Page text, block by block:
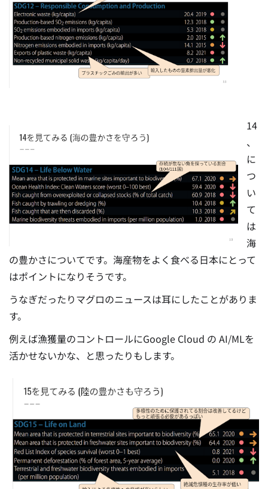
14
、
に
つ
い
て
は
海
の豊かさについてです。海産物をよく食べる日本にとって
はポイントになりそうです。
うなぎだったりマグロのニュースは耳にしたことがありま
す。
例えば漁獲量のコントロールにGoogle Cloud の AI/MLを
活かせないかな、と思ったりもします。